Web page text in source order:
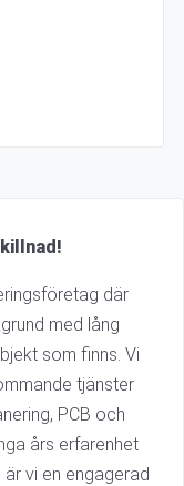
där
med lång
som finns. Vi
tjänster
PCB och
års erfarenhet
vi en engagerad